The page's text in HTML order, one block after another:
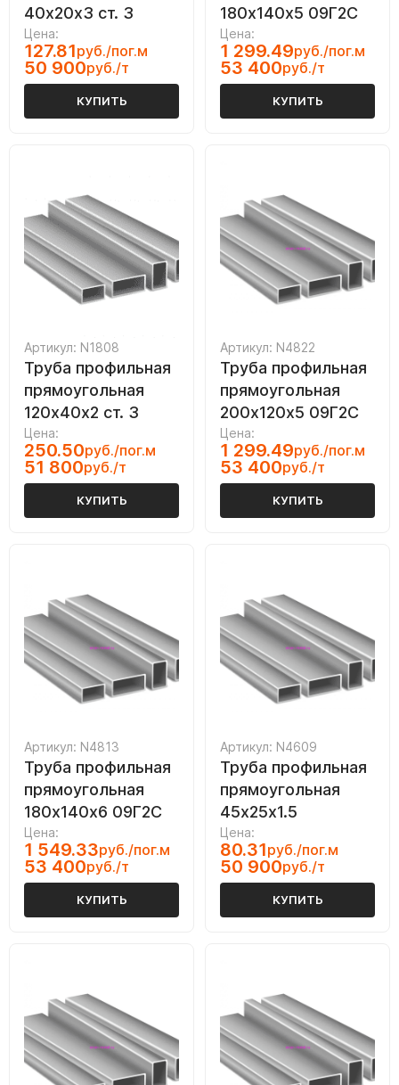
40х20х3 ст. 3
Цена:
127.81руб./пог.м
50 900руб./т
КУПИТЬ
180х140х5 09Г2С
Цена:
1 299.49руб./пог.м
53 400руб./т
КУПИТЬ
Артикул: N1808
Труба профильная
прямоугольная
120х40х2 ст. 3
Цена:
250.50руб./пог.м
51 800руб./т
КУПИТЬ
Артикул: N4822
Труба профильная
прямоугольная
200х120х5 09Г2С
Цена:
1 299.49руб./пог.м
53 400руб./т
КУПИТЬ
Артикул: N4813
Труба профильная
прямоугольная
180х140х6 09Г2С
Цена:
1 549.33руб./пог.м
53 400руб./т
КУПИТЬ
Артикул: N4609
Труба профильная
прямоугольная
45х25х1.5
Цена:
80.31руб./пог.м
50 900руб./т
КУПИТЬ